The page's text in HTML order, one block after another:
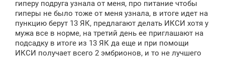
гиперу подруга узнала от меня, про питание чтобы
гиперы не было тоже от меня узнала, в итоге идет на
пункцию берут 13 ЯК, предлагают делать ИКСИ хотя у
мужа все в норме, на третий день ее приглашают на
подсадку в итоге из 13 ЯК да еще и при помощи
ИКСИ получает всего 2 эмбрионов, и то не лучшего